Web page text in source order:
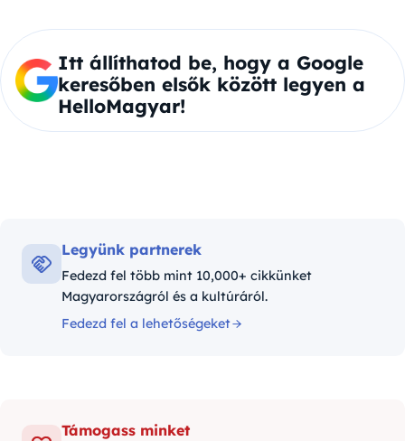
Itt állíthatod be, hogy a Google
keresőben elsők között legyen a
HelloMagyar!
Legyünk partnerek
Fedezd fel több mint 10,000+ cikkünket
Magyarországról és a kultúráról.
Fedezd fel a lehetőségeket
Támogass minket